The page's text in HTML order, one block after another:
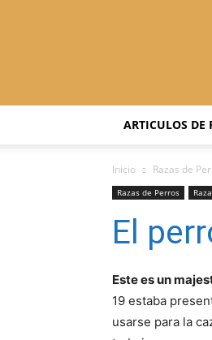
ARTICULOS DE
Inicio Razas de
Razas de Perros
El
Este es un
19 estaba
usarse para la